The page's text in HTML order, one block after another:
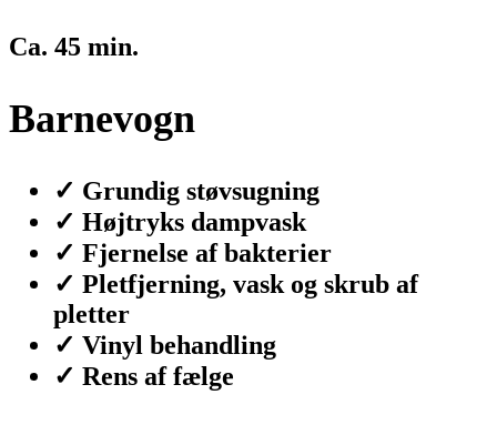
Ca. 45 min.
Barnevogn
✓ Grundig støvsugning
✓ Højtryks dampvask
✓ Fjernelse af bakterier
✓ Pletfjerning, vask og skrub af
pletter
✓ Vinyl behandling
✓ Rens af fælge